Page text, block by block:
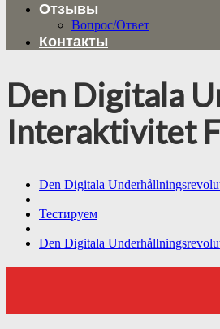
Отзывы
Вопрос/Ответ
Контакты
Den Digitala
Interaktivitet
Den Digitala
Тестируем
Den Digitala